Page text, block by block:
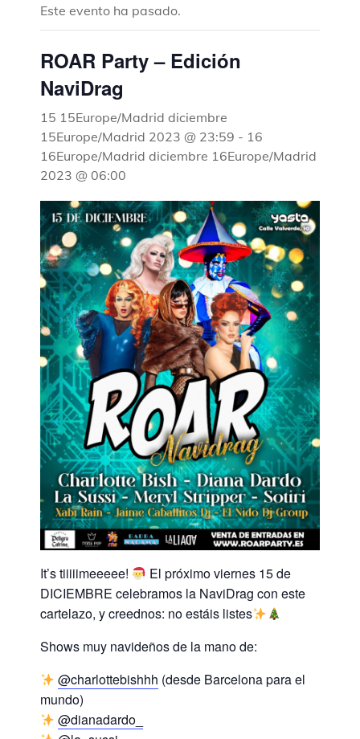
Este evento ha pasado.
ROAR Party – Edición
NaviDrag
15 15Europe/Madrid diciembre
15Europe/Madrid 2023 @ 23:59 - 16
16Europe/Madrid diciembre 16Europe/Madrid
2023 @ 06:00
It’s tiiiiimeeeee!
El próximo viernes 15 de
DICIEMBRE celebramos la NaviDrag con este
cartelazo, y creednos: no estáis listes
Shows muy navideños de la mano de:
@charlottebishhh (desde Barcelona para el
mundo)
@dianadardo_